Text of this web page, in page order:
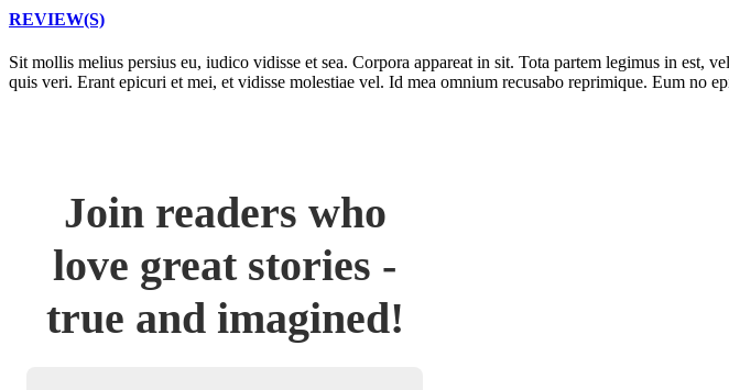
REVIEW(S)
Sit mollis melius persius eu, iudico vidisse et sea. Corpora appareat in sit. Tota partem legimus in
quis veri. Erant epicuri et mei, et vidisse molestiae vel. Id mea omnium recusabo reprimique. Eum no
Join readers who
love great stories -
true and imagined!